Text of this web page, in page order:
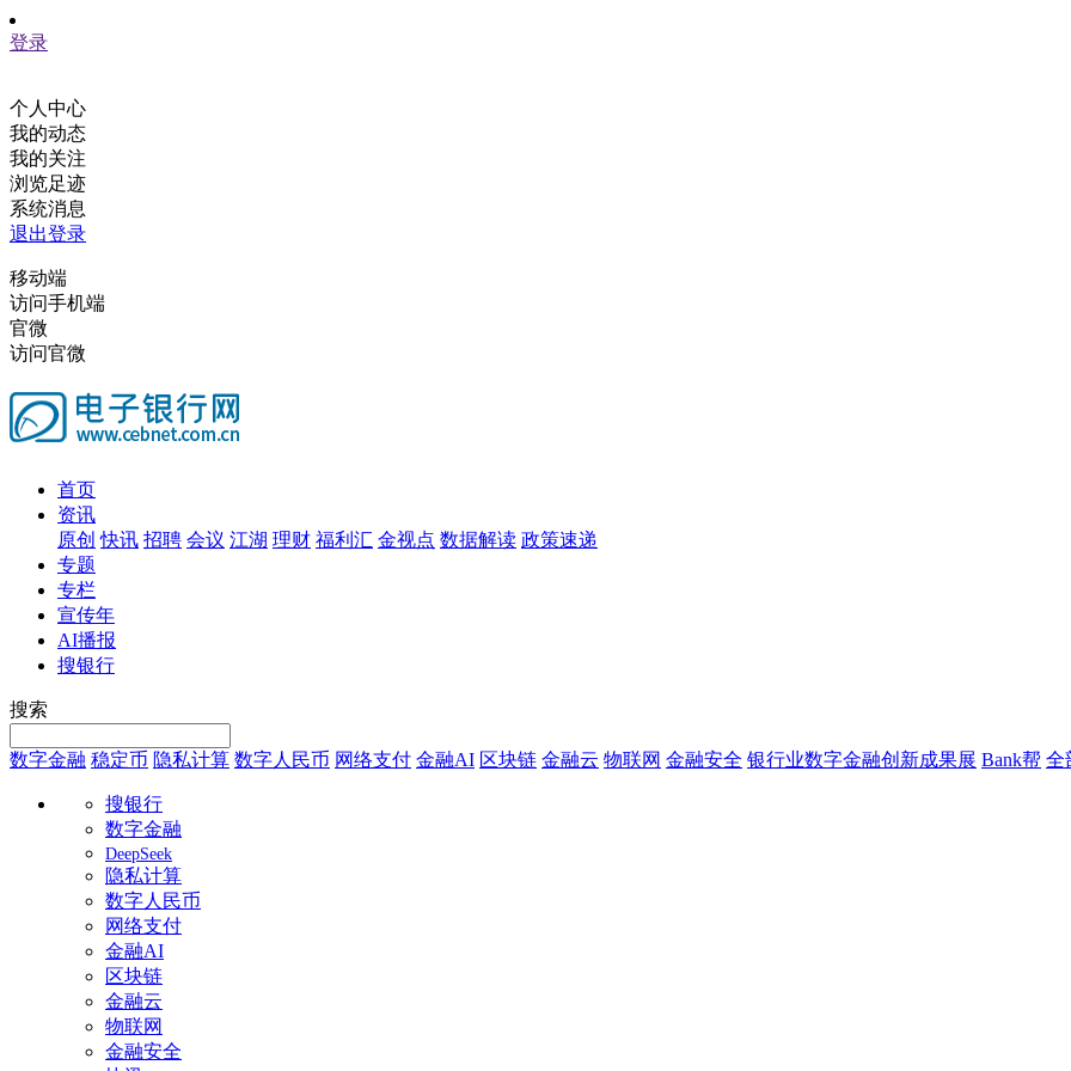
登录
个人中心
我的动态
我的关注
浏览足迹
系统消息
退出登录
移动端
访问手机端
官微
访问官微
首页
资讯
原创 快讯 招聘 会议 江湖 理财 福利汇 金视点 数据解读 政策速递
专题
专栏
宣传年
AI播报
搜银行
搜索
数字金融 稳定币 隐私计算 数字人民币 网络支付 金融AI 区块链 金融云 物联网 金融安全 银行业数字金融创新成果展 Bank帮 全
搜银行
数字金融
DeepSeek
隐私计算
数字人民币
网络支付
金融AI
区块链
金融云
物联网
金融安全